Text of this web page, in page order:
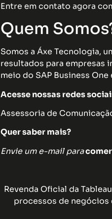
Entre em contato agora
Quem
Somos a Áxe Tecnologia,
resultados para empresas
meio do SAP Business One
Acesse nossas redes
Assessoria de
Quer saber mais?
Envie um e-mail para
Revenda Oficial da
processos de negócios